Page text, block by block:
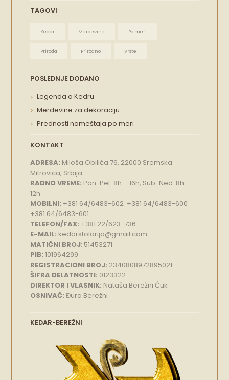
TAGOVI
Kedar Merdevine Po meri
Priroda Prirodno Vrste
POSLEDNJE DODANO
Legenda o Kedru
Merdevine za dekoraciju
Prednosti nameštaja po meri
KONTAKT
ADRESA: Miloša Obilića 76, 22000 Sremska
Mitrovica, Srbija
RADNO VREME: Pon-Pet: 8h – 16h, Sub-Ned: 8h –
12h
MOBILNI: +381 64/6483-602 +381 64/6483-600
+381 64/6483-601
TELEFON/FAX: +381 22/623-736
E-MAIL: kedarstolarija@gmail.com
MATIČNI BROJ: 51453271
PIB: 101964299
REGISTRACIONI BROJ: 2340808972895021
ŠIFRA DELATNOSTI: 0123322
DIREKTOR I VLASNIK: Nataša Berežni Ćuk
OSNIVAČ: Đura Berežni
KEDAR-BEREŽNI